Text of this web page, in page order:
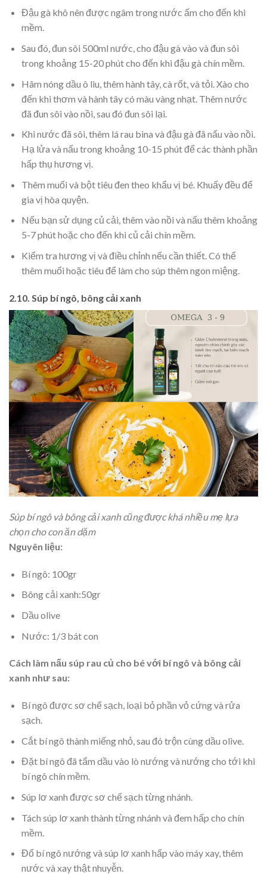
Đậu gà khô nên được ngâm trong nước ấm cho đến khi
mềm.
Sau đó, đun sôi 500ml nước, cho đậu gà vào và đun sôi
trong khoảng 15-20 phút cho đến khi đậu gà chín mềm.
Hâm nóng dầu ô liu, thêm hành tây, cà rốt, và tỏi. Xào cho
đến khi thơm và hành tây có màu vàng nhạt. Thêm nước
đã đun sôi vào nồi, sau đó đun sôi lại.
Khi nước đã sôi, thêm lá rau bina và đậu gà đã nấu vào nồi.
Hạ lửa và nấu trong khoảng 10-15 phút để các thành phần
hấp thụ hương vị.
Thêm muối và bột tiêu đen theo khẩu vị bé. Khuấy đều để
gia vị hòa quyện.
Nếu bạn sử dụng củ cải, thêm vào nồi và nấu thêm khoảng
5-7 phút hoặc cho đến khi củ cải chín mềm.
Kiểm tra hương vị và điều chỉnh nếu cần thiết. Có thể
thêm muối hoặc tiêu để làm cho súp thêm ngon miệng.
2.10. Súp bí ngô, bông cải xanh
Súp bí ngô và bông cải xanh cũng được khá nhiều mẹ lựa
chọn cho con ăn dặm
Nguyên liệu:
Bí ngô: 100gr
Bông cải xanh:50gr
Dầu olive
Nước: 1/3 bát con
Cách làm nấu súp rau củ cho bé với bí ngô và bông cải
xanh như sau:
Bí ngô được sơ chế sạch, loại bỏ phần vỏ cứng và rửa
sạch.
Cắt bí ngô thành miếng nhỏ, sau đó trộn cùng dầu olive.
Đặt bí ngô đã tẩm dầu vào lò nướng và nướng cho tới khi
bí ngô chín mềm.
Súp lơ xanh được sơ chế sạch từng nhánh.
Tách súp lơ xanh thành từng nhánh và đem hấp cho chín
mềm.
Đổ bí ngô nướng và súp lơ xanh hấp vào máy xay, thêm
nước và xay thật nhuyễn.